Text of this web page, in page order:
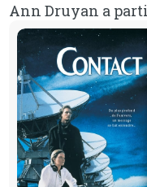
Ann Druyan a